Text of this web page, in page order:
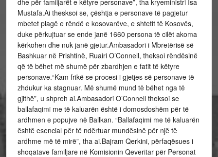
dhe për familjarët e këtyre personave”, tha kryeministri Isa
Mustafa.Ai thesksoi se, çështja e personave të pagjetur
mbetet plagë e rëndë e kosovarëve, e shtetit të Kosovës,
duke përkujtuar se ende janë 1660 persona të cilët akoma
kërkohen dhe nuk janë gjetur.Ambasadori i Mbretërisë së
Bashkuar në Prishtinë, Ruairi O’Connell, theksoi rëndësinë
që të bëhet më shumë për zbardhjen e fatit të këtyre
personave.“Kam frikë se procesi i gjetjes së personave të
zhdukur ka stagnuar. Më shumë mund të bëhet nga të
gjithë”, u shpreh ai.Ambasadori O’Connell theksoi se
ballafaqimi me të kaluarën është i domosdoshëm për të
ardhmen e popujve në Ballkan. “Ballafaqimi me të kaluarën
është esencial për të ndërtuar mundësinë për një të
ardhme më të mirë”, tha ai.Bajram Qerkini, përfaqësues i
shoqatave familjare në Komisionin Qeveritar për Personat